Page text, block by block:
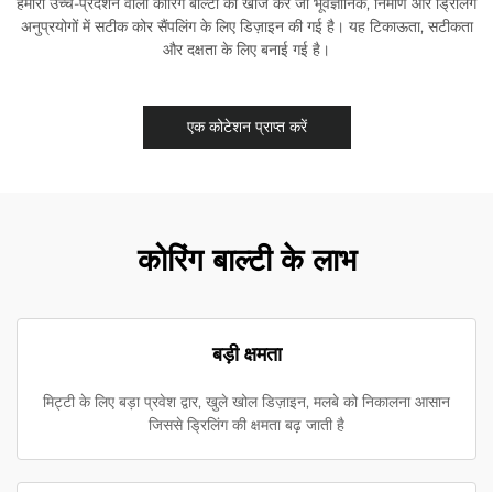
अनुप्रयोगों में सटीक कोर सैंपलिंग के लिए डिज़ाइन की गई है। यह टिकाऊता, सटीकता
और दक्षता के लिए बनाई गई है।
एक कोटेशन प्राप्त करें
कोरिंग बाल्टी के लाभ
बड़ी क्षमता
मिट्टी के लिए बड़ा प्रवेश द्वार, खुले खोल डिज़ाइन, मलबे को निकालना आसान
जिससे ड्रिलिंग की क्षमता बढ़ जाती है